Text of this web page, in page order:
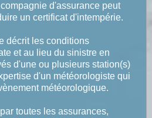
d'assurance peut
un certificat d'intempérie.
décrit les conditions
et au lieu du sinistre en
d'une ou plusieurs station(s)
d'un météorologiste qui
météorologique.
toutes les assurances,